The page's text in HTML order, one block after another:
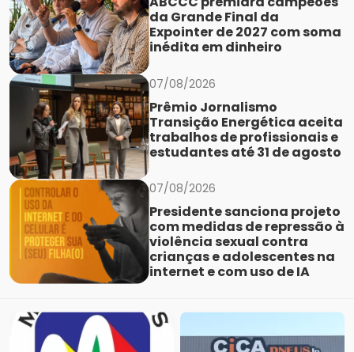
da Grande Final da
Expointer de 2027 com soma
inédita em dinheiro
07/08/2026
Prêmio Jornalismo
Transição Energética aceita
trabalhos de profissionais e
estudantes até 31 de agosto
07/08/2026
Presidente sanciona projeto
com medidas de repressão à
violência sexual contra
crianças e adolescentes na
internet e com uso de IA